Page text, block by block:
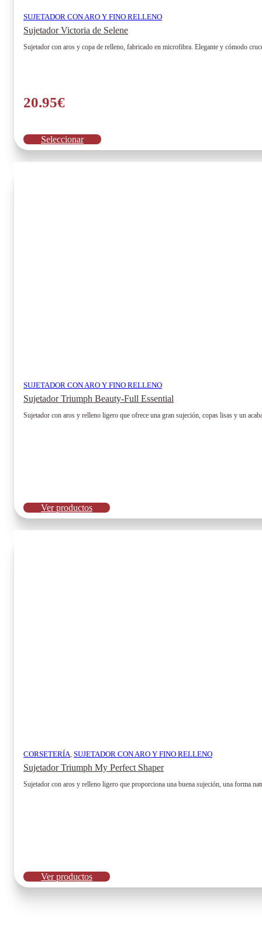
SUJETADOR CON ARO Y FINO RELLENO
Sujetador Victoria de Selene
Sujetador con aros y copa de relleno, fabricado en microfibra. Elegante y cómodo
20.95€
Seleccionar
Este
producto
tiene
SUJETADOR CON ARO Y FINO RELLENO
Sujetador Triumph Beauty-Full Essential
Sujetador con aros y relleno ligero que ofrece una gran sujeción, copas lisas y un
Ver productos
CORSETERÍA SUJETADOR CON ARO Y FINO RELLENO
Sujetador Triumph My Perfect Shaper
Sujetador con aros y relleno ligero que proporciona una buena sujeción, una forma
Ver productos